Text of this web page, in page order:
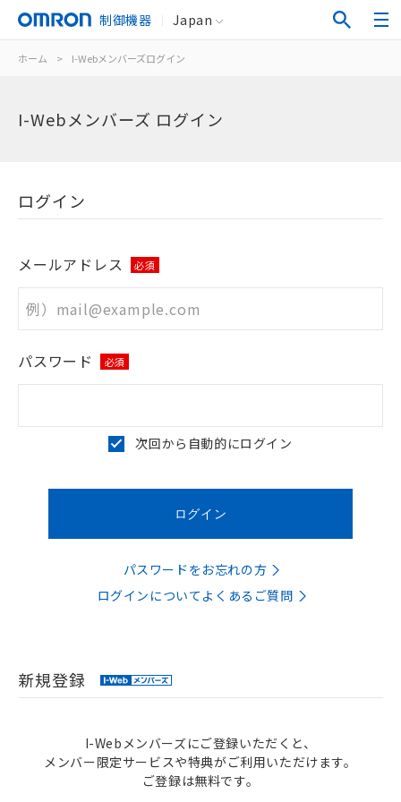
制御機器 Japan
ホーム > I-Webメンバーズログイン
I-Webメンバーズ ログイン
ログイン
メールアドレス 必須
パスワード 必須
次回から自動的にログイン
パスワードをお忘れの方
ログインについてよくあるご質問
新規登録
I-Webメンバーズにご登録いただくと、
メンバー限定サービスや特典がご利用いただけます。
ご登録は無料です。